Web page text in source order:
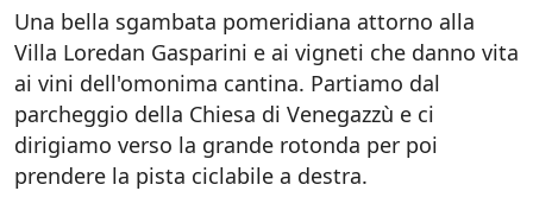
Una bella sgambata pomeridiana attorno alla
Villa Loredan Gasparini e ai vigneti che danno vita
ai vini dell'omonima cantina. Partiamo dal
parcheggio della Chiesa di Venegazzù e ci
dirigiamo verso la grande rotonda per poi
prendere la pista ciclabile a destra.